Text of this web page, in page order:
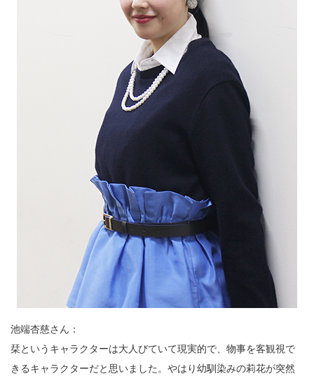
池端杏慈さん：
栞というキャラクターは大人びていて現実的で、物事を客観視で
きるキャラクターだと思いました。やはり幼馴染みの莉花が突然